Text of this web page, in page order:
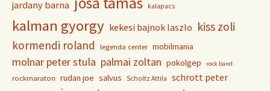
jardany barna kalapacs
kalman gyorgy kekesi bajnok laszlo kiss zoli
kormendi roland
legenda center mobilmania
molnar peter stula palmai zoltan pokolgep rock band
rockmaraton rudan joe salvus Scholtz Attila schrott peter